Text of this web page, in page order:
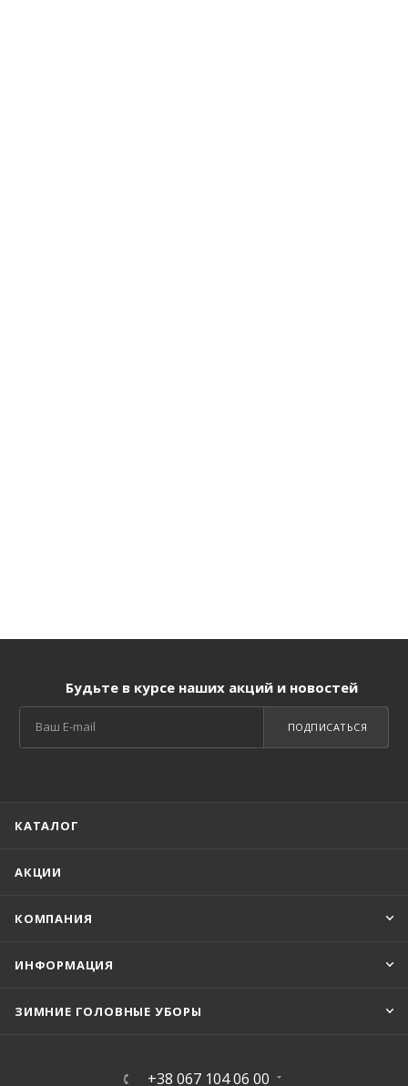
Будьте в курсе наших акций и новостей
ПОДПИСАТЬСЯ
КАТАЛОГ
АКЦИИ
КОМПАНИЯ
ИНФОРМАЦИЯ
ЗИМНИЕ ГОЛОВНЫЕ УБОРЫ
+38 067 104 06 00